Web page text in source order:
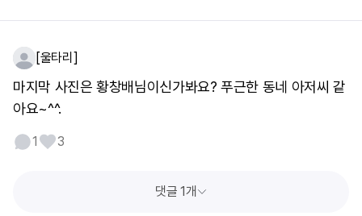
[울타리]
마지막 사진은 황창배님이신가봐요? 푸근한 동네 아저씨 같
아요~^^.
1 3
댓글 1개